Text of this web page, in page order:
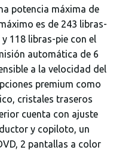
potencia máxima de
es de 243 libras-
118 libras-pie con el
automática de 6
a la velocidad del
premium como
cristales traseros
cuenta con ajuste
y copiloto, un
2 pantallas a color